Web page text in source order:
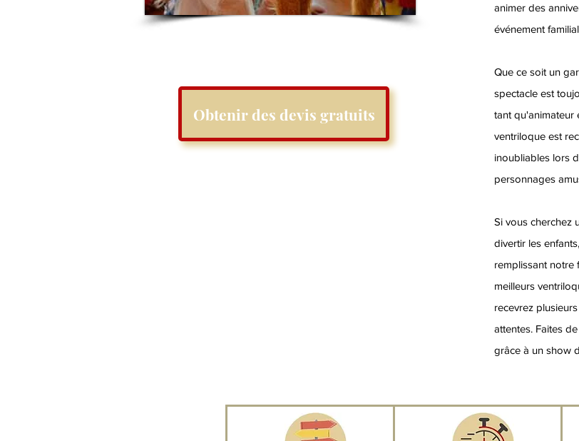
Obtenir des devis gratuits
animer des
événement
Que ce soit un
spectacle est
tant qu'animateur
ventriloque est
inoubliables lors
personnages
Si vous cherchez
divertir les
remplissant notre
meilleurs
recevrez
attentes. Faites
grâce à un show